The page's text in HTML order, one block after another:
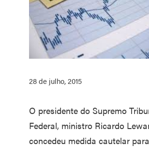
28 de julho, 2015
O presidente do Supremo
Federal, ministro Ricardo
concedeu medida cautelar